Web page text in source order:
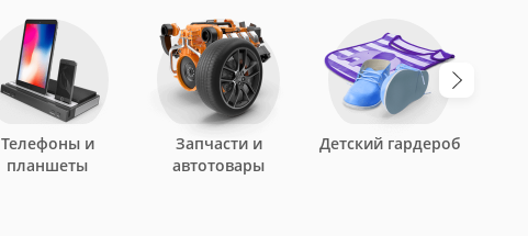
Телефоны и
планшеты
Запчасти и
автотовары
Детский гардероб